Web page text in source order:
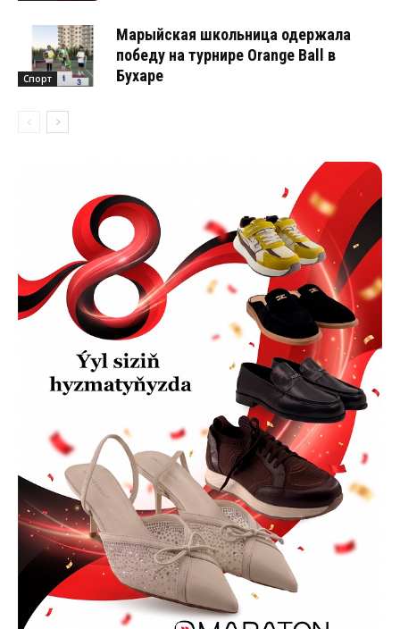
Спорт
Марыйская школьница одержала
победу на турнире Orange Ball в
Бухаре